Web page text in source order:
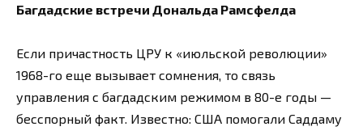
Багдадские встречи Дональда Рамсфелда
Если причастность ЦРУ к «июльской революции»
1968-го еще вызывает сомнения, то связь
управления с багдадским режимом в 80-е годы —
бесспорный факт. Известно: США помогали Саддаму